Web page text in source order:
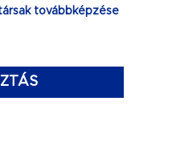
továbbképzése